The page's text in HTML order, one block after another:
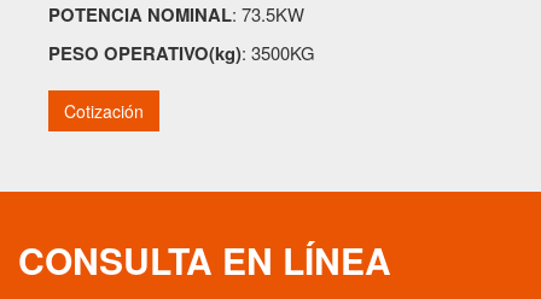
POTENCIA NOMINAL: 73.5KW
PESO OPERATIVO(kg): 3500KG
Cotización
CONSULTA EN LÍNEA